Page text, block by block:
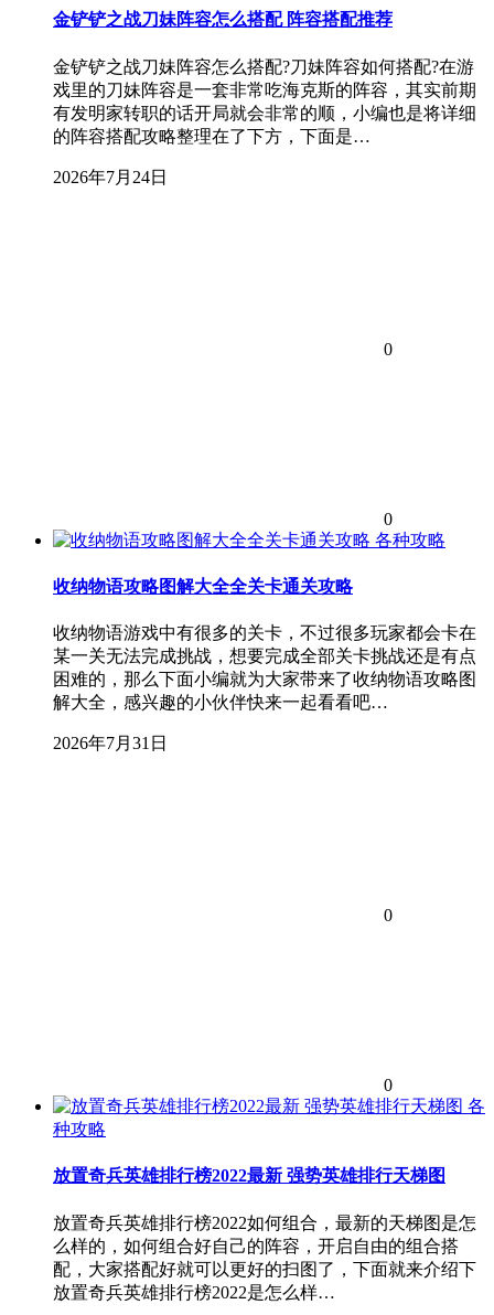
金铲铲之战刀妹阵容怎么搭配 阵容搭配推荐
金铲铲之战刀妹阵容怎么搭配?刀妹阵容如何搭配?在游
戏里的刀妹阵容是一套非常吃海克斯的阵容，其实前期
有发明家转职的话开局就会非常的顺，小编也是将详细
的阵容搭配攻略整理在了下方，下面是…
2026年7月24日
0
0
各种攻略
收纳物语攻略图解大全全关卡通关攻略
收纳物语游戏中有很多的关卡，不过很多玩家都会卡在
某一关无法完成挑战，想要完成全部关卡挑战还是有点
困难的，那么下面小编就为大家带来了收纳物语攻略图
解大全，感兴趣的小伙伴快来一起看看吧…
2026年7月31日
0
0
各
种攻略
放置奇兵英雄排行榜2022最新 强势英雄排行天梯图
放置奇兵英雄排行榜2022如何组合，最新的天梯图是怎
么样的，如何组合好自己的阵容，开启自由的组合搭
配，大家搭配好就可以更好的扫图了，下面就来介绍下
放置奇兵英雄排行榜2022是怎么样…